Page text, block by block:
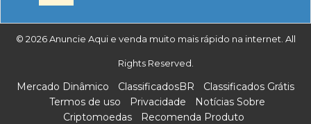
© 2026 Anuncie Aqui e venda muito mais rápido na internet. All
Rights Reserved.
Mercado Dinâmico ClassificadosBR
Classificados Grátis
Termos de uso
Privacidade
Notícias Sobre
Criptomoedas
Recomenda Produto